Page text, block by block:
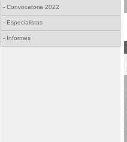
- Convocatoria 2022
- Especialistas
- Informes